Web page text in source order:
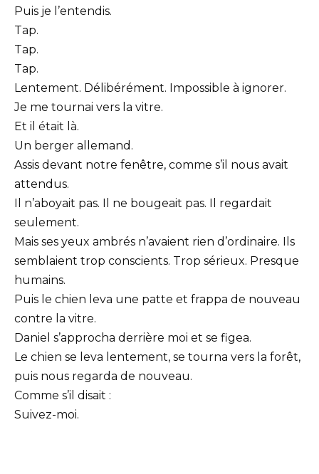
Puis je l’entendis.
Tap.
Tap.
Tap.
Lentement. Délibérément. Impossible à ignorer.
Je me tournai vers la vitre.
Et il était là.
Un berger allemand.
Assis devant notre fenêtre, comme s’il nous avait
attendus.
Il n’aboyait pas. Il ne bougeait pas. Il regardait
seulement.
Mais ses yeux ambrés n’avaient rien d’ordinaire. Ils
semblaient trop conscients. Trop sérieux. Presque
humains.
Puis le chien leva une patte et frappa de nouveau
contre la vitre.
Daniel s’approcha derrière moi et se figea.
Le chien se leva lentement, se tourna vers la forêt,
puis nous regarda de nouveau.
Comme s’il disait :
Suivez-moi.